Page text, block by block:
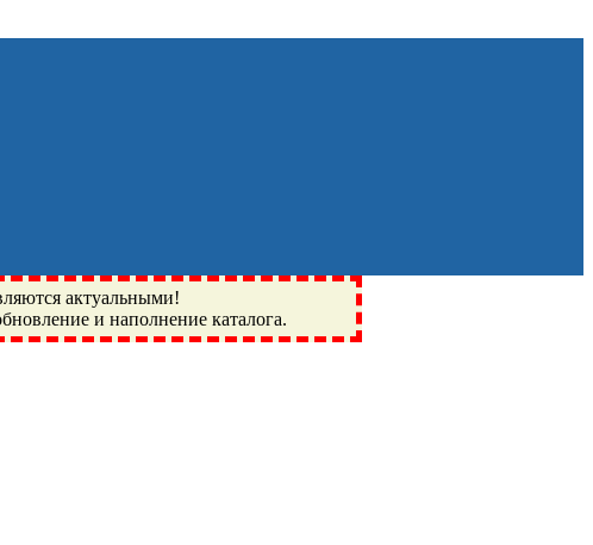
актуальными!
и наполнение каталога.
Монино, Ивантеевка, подшипники, пневматика, метизы,
DPI, BSN, SPZ, РФ, BMZ, ХАРП, CX, РОЛТОМ, APZ, FBJ, KYK,